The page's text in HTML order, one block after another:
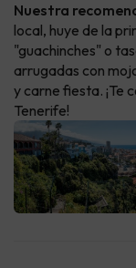
Nuestra
local, huye de la
"guachinches" o
arrugadas con
y carne fiesta. ¡Te
Tenerife!